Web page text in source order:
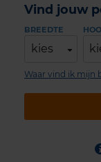
Vind jouw
BREEDTE
kies
Waar vind ik mijn